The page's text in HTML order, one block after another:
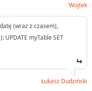
Wojtek
(wraz z czasem),
UPDATE myTable SET
Łukasz Dudziński